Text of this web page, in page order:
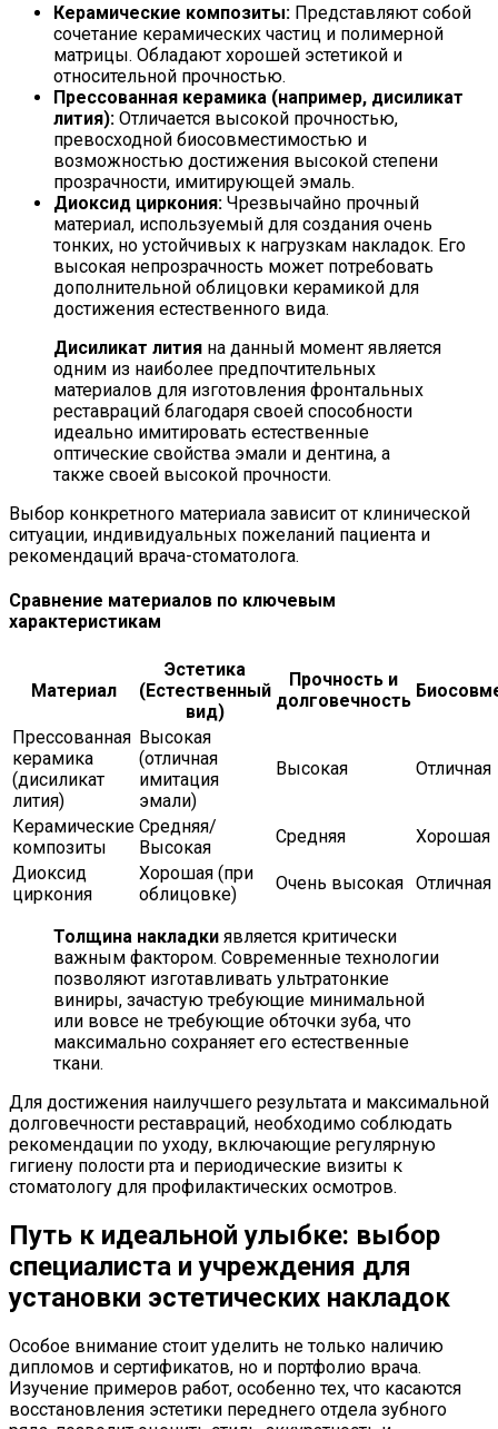
Керамические композиты: Представляют собой
сочетание керамических частиц и полимерной
матрицы. Обладают хорошей эстетикой и
относительной прочностью.
Прессованная керамика (например, дисиликат
лития): Отличается высокой прочностью,
превосходной биосовместимостью и
возможностью достижения высокой степени
прозрачности, имитирующей эмаль.
Диоксид циркония: Чрезвычайно прочный
материал, используемый для создания очень
тонких, но устойчивых к нагрузкам накладок. Его
высокая непрозрачность может потребовать
дополнительной облицовки керамикой для
достижения естественного вида.
Дисиликат лития на данный момент является
одним из наиболее предпочтительных
материалов для изготовления фронтальных
реставраций благодаря своей способности
идеально имитировать естественные
оптические свойства эмали и дентина, а
также своей высокой прочности.
Выбор конкретного материала зависит от клинической
ситуации, индивидуальных пожеланий пациента и
рекомендаций врача-стоматолога.
Сравнение материалов по ключевым
характеристикам
Материал
Эстетика
(Естественный
вид)
Прочность и
долговечность
Прессованная
керамика
(дисиликат
лития)
Высокая
(отличная
имитация
эмали)
Высокая Отличная
Керамические
композиты
Средняя/
Высокая
Средняя
Хорошая
Диоксид
циркония
Хорошая (при
облицовке)
Очень высокая Отличная
Толщина накладки является критически
важным фактором. Современные технологии
позволяют изготавливать ультратонкие
виниры, зачастую требующие минимальной
или вовсе не требующие обточки зуба, что
максимально сохраняет его естественные
ткани.
Для достижения наилучшего результата и максимальной
долговечности реставраций, необходимо соблюдать
рекомендации по уходу, включающие регулярную
гигиену полости рта и периодические визиты к
стоматологу для профилактических осмотров.
Путь к идеальной улыбке: выбор
специалиста и учреждения для
установки эстетических накладок
Особое внимание стоит уделить не только наличию
дипломов и сертификатов, но и портфолио врача.
Изучение примеров работ, особенно тех, что касаются
восстановления эстетики переднего отдела зубного